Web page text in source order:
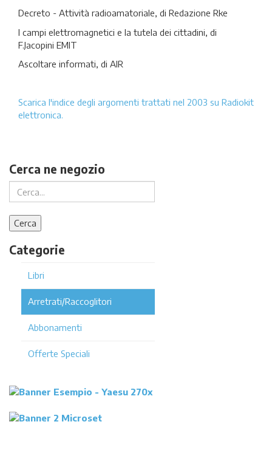
Decreto - Attività radioamatoriale, di Redazione Rke
I campi elettromagnetici e la tutela dei cittadini, di
F.Jacopini EMIT
Ascoltare informati, di AIR
Scarica l'indice degli argomenti trattati nel 2003 su Radiokit
elettronica.
Cerca ne negozio
Categorie
Libri
Arretrati/Raccoglitori
Abbonamenti
Offerte Speciali